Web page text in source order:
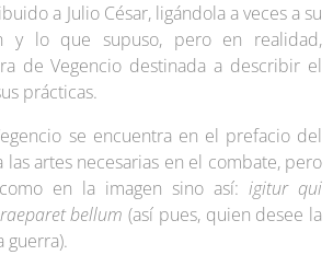
a Julio César, ligándola a veces a su
y lo que supuso, pero en realidad,
de Vegencio destinada a describir el
prácticas.
se encuentra en el prefacio del
artes necesarias en el combate, pero
en la imagen sino así: igitur qui
bellum (así pues, quien desee la
guerra).